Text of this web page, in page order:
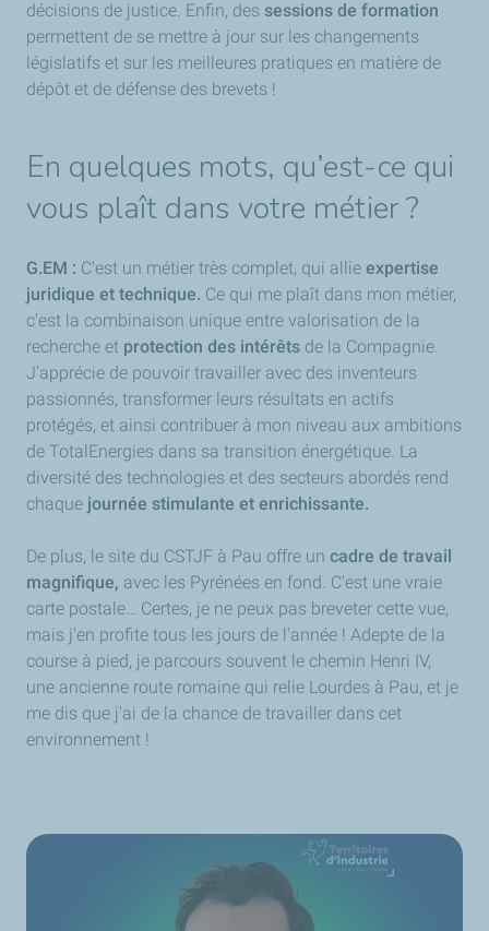
décisions de justice. Enfin, des sessions de formation
permettent de se mettre à jour sur les changements
législatifs et sur les meilleures pratiques en matière de
dépôt et de défense des brevets !
En quelques mots, qu’est-ce qui
vous plaît dans votre métier ?
G.EM : C'est un métier très complet, qui allie expertise
juridique et technique. Ce qui me plaît dans mon métier,
c'est la combinaison unique entre valorisation de la
recherche et protection des intérêts de la Compagnie.
J'apprécie de pouvoir travailler avec des inventeurs
passionnés, transformer leurs résultats en actifs
protégés, et ainsi contribuer à mon niveau aux ambitions
de TotalEnergies dans sa transition énergétique. La
diversité des technologies et des secteurs abordés rend
chaque journée stimulante et enrichissante.
De plus, le site du CSTJF à Pau offre un cadre de travail
magnifique, avec les Pyrénées en fond. C'est une vraie
carte postale… Certes, je ne peux pas breveter cette vue,
mais j'en profite tous les jours de l'année ! Adepte de la
course à pied, je parcours souvent le chemin Henri IV,
une ancienne route romaine qui relie Lourdes à Pau, et je
me dis que j'ai de la chance de travailler dans cet
environnement !